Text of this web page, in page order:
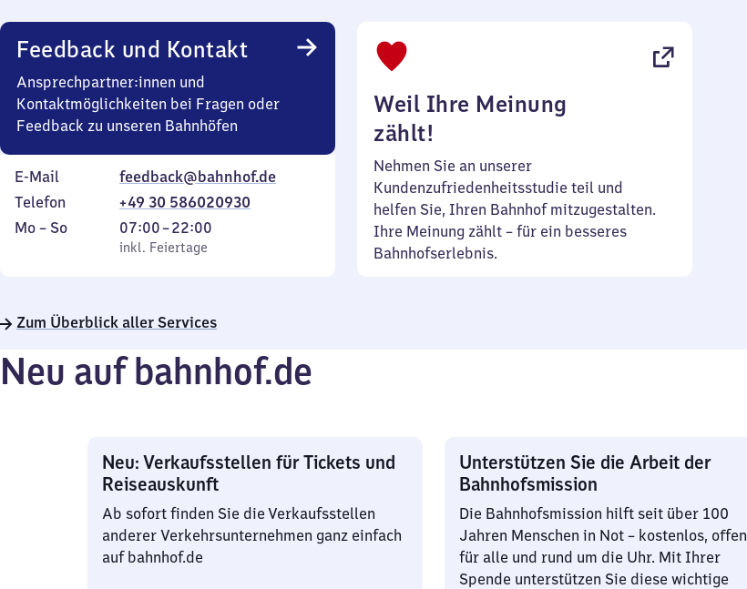
Feedback und Kontakt
Ansprechpartner:innen und
Kontaktmöglichkeiten bei Fragen oder
Feedback zu unseren Bahnhöfen
E-Mail
feedback@bahnhof.de
Telefon
+49 30 586020930
Montag
Mo – So,
inkl. Feiertage
07:00–22:00
Von
7
22
inkl. Feiertage
Weil Ihre Meinung
zählt!
Nehmen Sie an unserer
Kundenzufriedenheitsstudie teil und
helfen Sie, Ihren Bahnhof mitzugestalten.
Ihre Meinung zählt – für ein besseres
Bahnhofserlebnis.
Zum Überblick aller Services
Neu auf bahnhof.de
Neu: Verkaufsstellen für Tickets und
Reiseauskunft
Ab sofort finden Sie die Verkaufsstellen
anderer Verkehrsunternehmen ganz einfach
auf bahnhof.de
Unterstützen Sie die Arbeit der
Bahnhofsmission
Die Bahnhofsmission hilft seit über 100
Jahren Menschen in Not – kostenlos, offen
für alle und rund um die Uhr. Mit Ihrer
Spende unterstützen Sie diese wichtige